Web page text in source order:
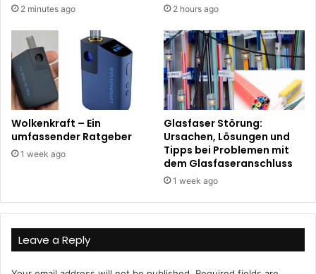
2 minutes ago 2 hours ago
Wolkenkraft – Ein
umfassender Ratgeber
1 week ago
Glasfaser Störung:
Ursachen, Lösungen und
Tipps bei Problemen mit
dem Glasfaseranschluss
1 week ago
Leave a Reply